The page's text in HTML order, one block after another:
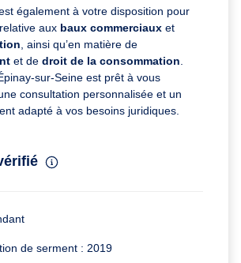
également à votre disposition pour
aux baux commerciaux et
, ainsi qu’en matière de
et de droit de la consommation.
sur-Seine est prêt à vous
consultation personnalisée et un
adapté à vos besoins juridiques.
de serment : 2019